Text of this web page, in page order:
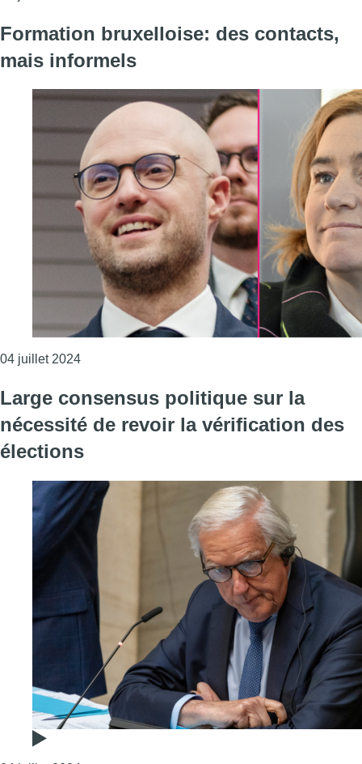
Formation bruxelloise: des contacts,
mais informels
04 juillet 2024Consulter l'article "Formation bruxelloise: des
Large consensus politique sur la
nécessité de revoir la vérification des
élections